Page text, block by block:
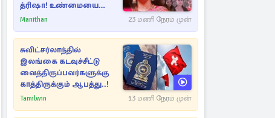
த்ரிஷா! உண்மையை
பகிர்ந்த இயக்குநர் பிரவீன்
Manithan 23 மணி நேரம் முன்
சுவிட்சர்லாந்தில்
இலங்கை கடவுச்சீட்டு
வைத்திருப்பவர்களுக்கு
காத்திருக்கும் ஆபத்து..!
Tamilwin 13 மணி நேரம் முன்